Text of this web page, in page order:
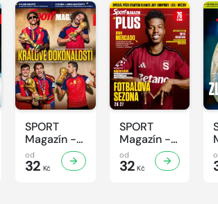
SPORT
Magazín -
31/2026
od
32 Kč
SPORT
Magazín -
30/2026
od
32 Kč